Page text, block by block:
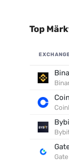
Top
Gate